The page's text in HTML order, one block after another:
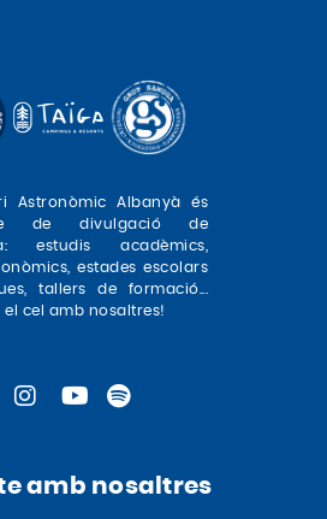
Astronòmic Albanyà és
de divulgació de
estudis acadèmics,
estades escolars
tallers de formació...
el cel amb nosaltres!
amb nosaltres